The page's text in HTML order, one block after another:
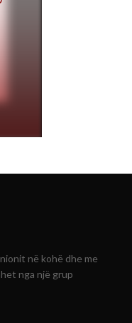
në kohë dhe me
nga një grup